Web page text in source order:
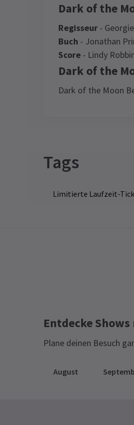
Dark of the
Regisseur -
Buch - Jonathan
Score - Lindy
Dark of the
Dark of the Moon
Geräusche
Tags
Limitierte Laufzeit-
Entdecke
Plane deinen Besuch
August